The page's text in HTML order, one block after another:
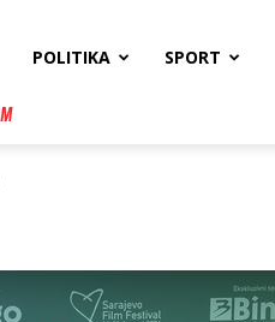
POLITIKA SPORT